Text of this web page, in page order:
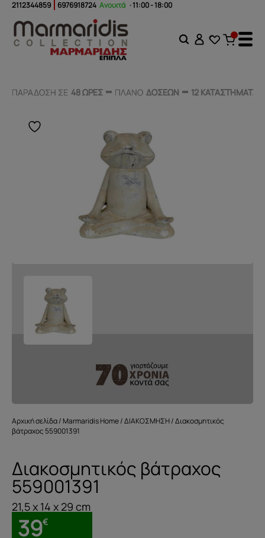
2112344859 6976918724 Ανοιχτά · 11:00 - 18:00
ΠΑΡΑΔΟΣΗ ΣΕ 48 ΩΡΕΣ ΠΛΑΝΟ ΔΟΣΕΩΝ 12 ΚΑΤΑΣΤΗΜΑΤΑ
ΠΑΡΑΔΟΣΗ ΣΕ 48 ΩΡΕΣ ΠΛΑΝΟ ΔΟΣΕΩΝ 12 ΚΑΤΑΣΤΗΜΑΤΑ
Αρχική σελίδα/ Marmaridis Home/ΔΙΑΚΟΣΜΗΣΗ/ Διακοσμητικός
βάτραχος 559001391
Διακοσμητικός βάτραχος
559001391
21,5 x 14 x 29 cm
39€